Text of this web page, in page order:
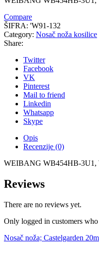
Compare
ŠIFRA: 'W91-132
Category: Nosač noža kosilice
Share:
Twitter
Facebook
VK
Pinterest
Mail to friend
Linkedin
Whatsapp
Skype
Opis
Recenzije (0)
WEIBANG WB454HB-3U1,
Reviews
There are no reviews yet.
Only logged in customers
Nosač noža; Castelgarden